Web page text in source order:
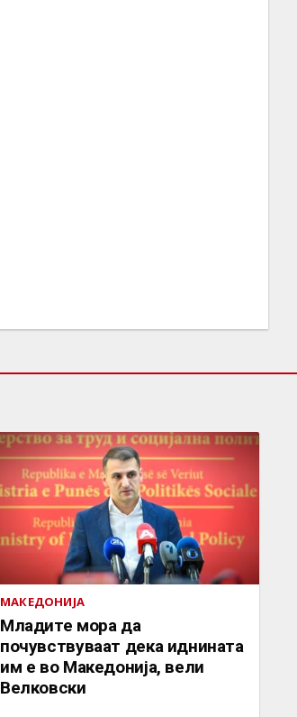
МАКЕДОНИЈА
Младите мора да
почувствуваат дека иднината
им е во Македонија, вели
Велковски